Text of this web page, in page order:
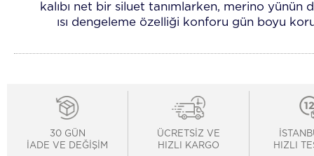
kalıbı net bir siluet tanımlarken, merino yünün
ısı dengeleme özelliği konforu gün boyu
30 GÜN
İADE VE DEĞİŞİM
ÜCRETSİZ VE
HIZLI KARGO
HIZLI